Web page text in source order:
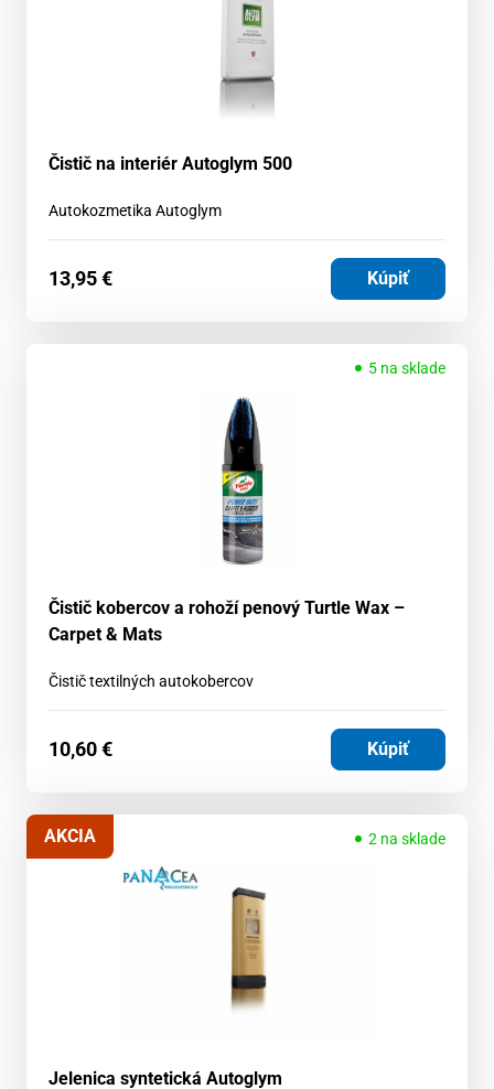
Čistič na interiér Autoglym 500
Autokozmetika Autoglym
13,95€ Kúpiť
5 na sklade
Čistič kobercov a rohoží penový Turtle Wax –
Carpet & Mats
Čistič textilných autokobercov
10,60€ Kúpiť
2 na sklade
AKCIA
Jelenica syntetická Autoglym